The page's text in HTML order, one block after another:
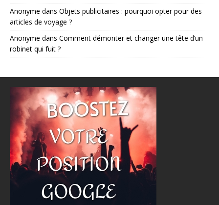
Anonyme dans Objets publicitaires : pourquoi opter pour des
articles de voyage ?
Anonyme dans Comment démonter et changer une tête d’un
robinet qui fuit ?